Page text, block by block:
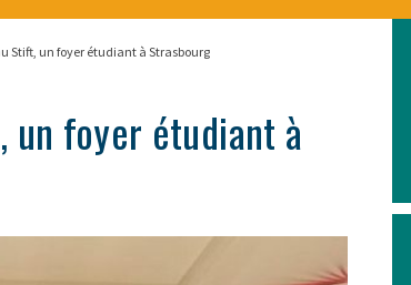
Stift, un foyer étudiant à Strasbourg
foyer étudiant à